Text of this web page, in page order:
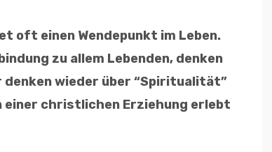
oft einen Wendepunkt im Leben.
zu allem Lebenden, denken
denken wieder über “Spiritualität”
einer christlichen Erziehung erlebt